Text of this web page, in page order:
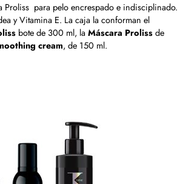
Proliss para pelo encrespado e indisciplinado.
y Vitamina E. La caja la conforman el
bote de 300 ml, laMáscara Prolissde
cream, de 150 ml.